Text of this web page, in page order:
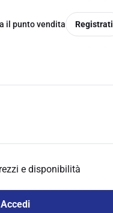
il punto vendita Registrati
e disponibilità
Accedi